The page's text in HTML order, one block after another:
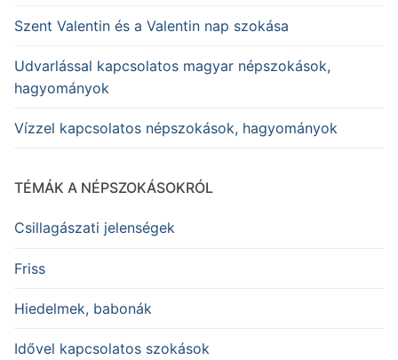
Szent Valentin és a Valentin nap szokása
Udvarlással kapcsolatos magyar népszokások,
hagyományok
Vízzel kapcsolatos népszokások, hagyományok
TÉMÁK A NÉPSZOKÁSOKRÓL
Csillagászati jelenségek
Friss
Hiedelmek, babonák
Idővel kapcsolatos szokások